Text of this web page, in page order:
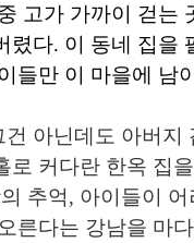
고가 가까이 걷는
렸다. 이 동네 집을
들만 이 마을에 남
아닌데도 아버지
로 커다란 한옥 집
추억, 아이들이
른다는 강남을 마